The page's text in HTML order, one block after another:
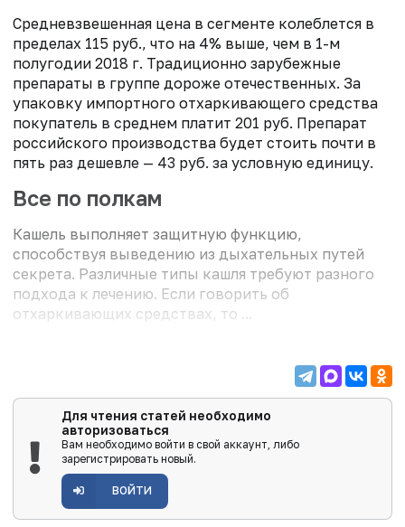
Средневзвешенная цена в сегменте колеблется в
пределах 115 руб., что на 4% выше, чем в 1-м
полугодии 2018 г. Традиционно зарубежные
препараты в группе дороже отечественных. За
упаковку импортного отхаркивающего средства
покупатель в среднем платит 201 руб. Препарат
российского производства будет стоить почти в
пять раз дешевле — 43 руб. за условную единицу.
Все по полкам
Кашель выполняет защитную функцию,
способствуя выведению из дыхательных путей
секрета. Различные типы кашля требуют разного
подхода к лечению. Если говорить об
отхаркивающих средствах, то ...
Для чтения статей необходимо
авторизоваться
Вам необходимо войти в свой аккаунт, либо
зарегистрировать новый.
ВОЙТИ